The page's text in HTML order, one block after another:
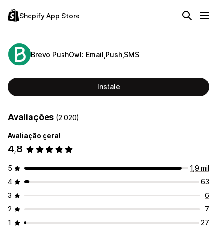
Shopify App Store
Brevo PushOwl: Email,Push,SMS
Instale
Avaliações (2 020)
Avaliação geral
4,8
5
1,9 mil
4
63
3
6
2
7
1
27